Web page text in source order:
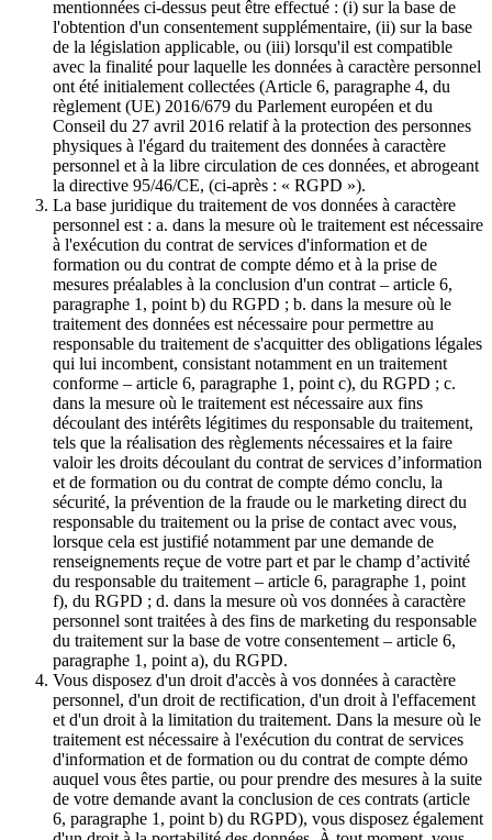
mentionnées ci-dessus peut être effectué : (i) sur la base de
l'obtention d'un consentement supplémentaire, (ii) sur la base
de la législation applicable, ou (iii) lorsqu'il est compatible
avec la finalité pour laquelle les données à caractère personnel
ont été initialement collectées (Article 6, paragraphe 4, du
règlement (UE) 2016/679 du Parlement européen et du
Conseil du 27 avril 2016 relatif à la protection des personnes
physiques à l'égard du traitement des données à caractère
personnel et à la libre circulation de ces données, et abrogeant
la directive 95/46/CE, (ci-après : « RGPD »).
La base juridique du traitement de vos données à caractère
personnel est : a. dans la mesure où le traitement est nécessaire
à l'exécution du contrat de services d'information et de
formation ou du contrat de compte démo et à la prise de
mesures préalables à la conclusion d'un contrat – article 6,
paragraphe 1, point b) du RGPD ; b. dans la mesure où le
traitement des données est nécessaire pour permettre au
responsable du traitement de s'acquitter des obligations légales
qui lui incombent, consistant notamment en un traitement
conforme – article 6, paragraphe 1, point c), du RGPD ; c.
dans la mesure où le traitement est nécessaire aux fins
découlant des intérêts légitimes du responsable du traitement,
tels que la réalisation des règlements nécessaires et la faire
valoir les droits découlant du contrat de services d’information
et de formation ou du contrat de compte démo conclu, la
sécurité, la prévention de la fraude ou le marketing direct du
responsable du traitement ou la prise de contact avec vous,
lorsque cela est justifié notamment par une demande de
renseignements reçue de votre part et par le champ d’activité
du responsable du traitement – article 6, paragraphe 1, point
f), du RGPD ; d. dans la mesure où vos données à caractère
personnel sont traitées à des fins de marketing du responsable
du traitement sur la base de votre consentement – article 6,
paragraphe 1, point a), du RGPD.
Vous disposez d'un droit d'accès à vos données à caractère
personnel, d'un droit de rectification, d'un droit à l'effacement
et d'un droit à la limitation du traitement. Dans la mesure où le
traitement est nécessaire à l'exécution du contrat de services
d'information et de formation ou du contrat de compte démo
auquel vous êtes partie, ou pour prendre des mesures à la suite
de votre demande avant la conclusion de ces contrats (article
6, paragraphe 1, point b) du RGPD), vous disposez également